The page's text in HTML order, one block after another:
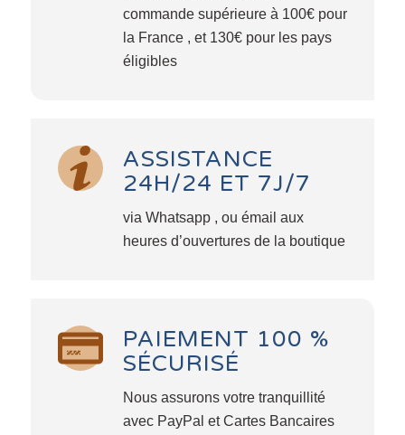
commande supérieure à 100€ pour
la France , et 130€ pour les pays
éligibles
ASSISTANCE
24H/24 ET 7J/7
via Whatsapp , ou émail aux
heures d’ouvertures de la boutique
PAIEMENT 100 %
SÉCURISÉ
Nous assurons votre tranquillité
avec PayPal et Cartes Bancaires